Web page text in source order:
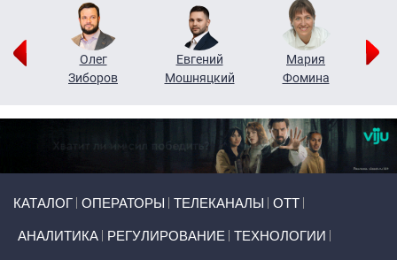
Олег
Зиборов
Евгений
Мошняцкий
Мария
Фомина
КАТАЛОГ ОПЕРАТОРЫ ТЕЛЕКАНАЛЫ ОТТ
АНАЛИТИКА РЕГУЛИРОВАНИЕ ТЕХНОЛОГИИ